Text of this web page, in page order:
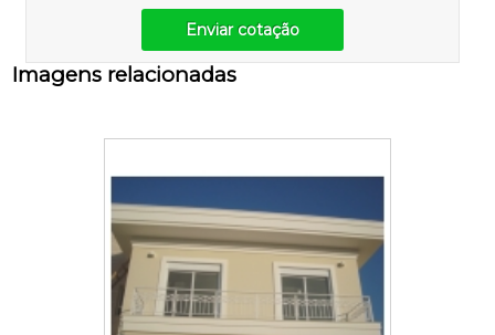
Enviar cotação
Imagens relacionadas